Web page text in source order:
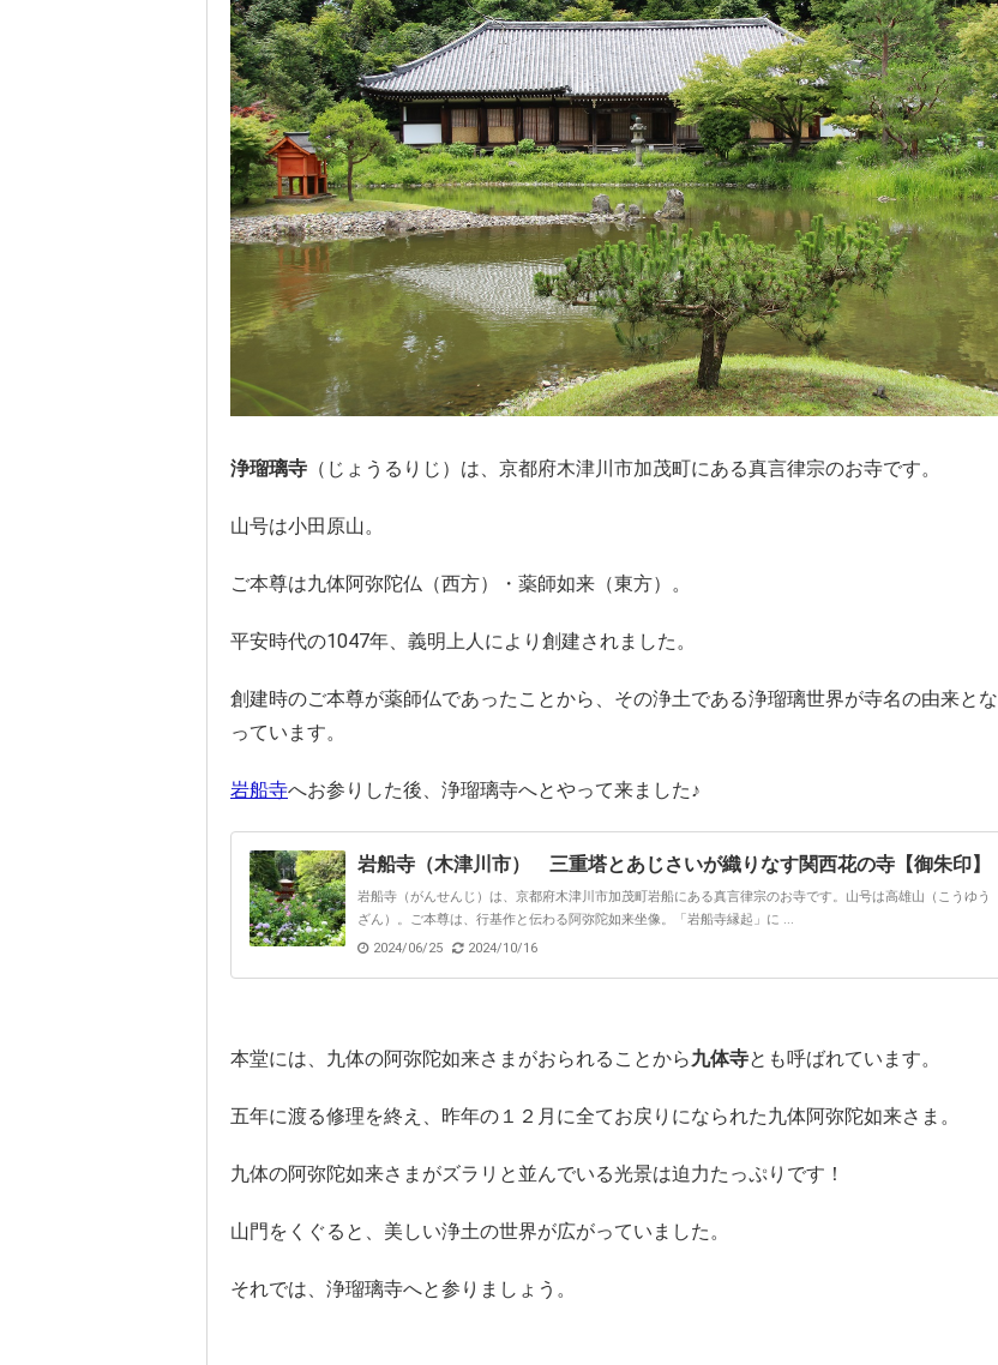
浄瑠璃寺 （じょうるりじ）は、京都府木津川市加茂町にある真言律宗のお寺です。
山号は小田原山。
ご本尊は九体阿弥陀仏（西方）・薬師如来（東方）。
平安時代の1047年、義明上人により創建されました。
創建時のご本尊が薬師仏であったことから、その浄土である浄瑠璃世界が寺名の由来とな
っています。
岩船寺へお参りした後、浄瑠璃寺へとやって来ました♪
岩船寺（木津川市） 三重塔とあじさいが織りなす関西花の寺【御朱印】
岩船寺（がんせんじ）は、京都府木津川市加茂町岩船にある真言律宗のお寺です。山号は高雄山（こうゆう
ざん）。ご本尊は、行基作と伝わる阿弥陀如来坐像。「岩船寺縁起」に ...
2024/06/25
2024/10/16
本堂には、九体の阿弥陀如来さまがおられることから九体寺とも呼ばれています。
五年に渡る修理を終え、昨年の１２月に全てお戻りになられた九体阿弥陀如来さま。
九体の阿弥陀如来さまがズラリと並んでいる光景は迫力たっぷりです！
山門をくぐると、美しい浄土の世界が広がっていました。
それでは、浄瑠璃寺へと参りましょう。